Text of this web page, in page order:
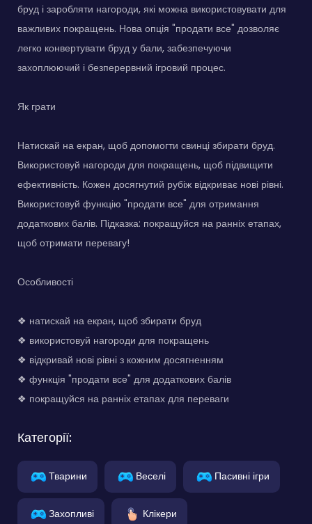
бруд і заробляти нагороди, які можна використовувати для
важливих покращень. Нова опція "продати все" дозволяє
легко конвертувати бруд у бали, забезпечуючи
захоплюючий і безперервний ігровий процес.
Як грати
Натискай на екран, щоб допомогти свинці збирати бруд.
Використовуй нагороди для покращень, щоб підвищити
ефективність. Кожен досягнутий рубіж відкриває нові рівні.
Використовуй функцію "продати все" для отримання
додаткових балів. Підказка: покращуйся на ранніх етапах,
щоб отримати перевагу!
Особливості
❖ натискай на екран, щоб збирати бруд
❖ використовуй нагороди для покращень
❖ відкривай нові рівні з кожним досягненням
❖ функція "продати все" для додаткових балів
❖ покращуйся на ранніх етапах для переваги
Категорії:
Тварини Веселі Пасивні ігри
Захопливі Клікери